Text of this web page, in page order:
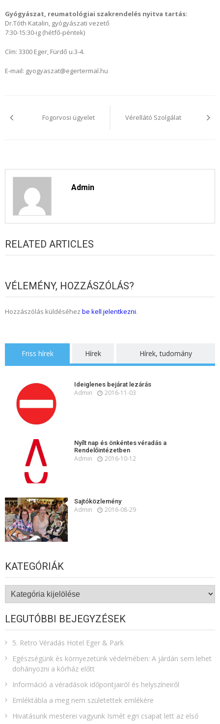
Gyógyászat, reumatológiai szakrendelés nyitva tartás:
Dr.Tóth Katalin, gyógyászati vezető
7:30-15:30-ig (hétfő-péntek)
Cím: 3300 Eger, Fürdő u.3-4.
E-mail: gyogyaszat@egertermal.hu
navigációFogorvosi ügyelet Vérellátó Szolgálat
Admin
RELATED ARTICLES
VÉLEMÉNY, HOZZÁSZÓLÁS?
Hozzászólás küldéséhez be kell jelentkezni.
Friss hírek Hírek Hírek, tudomány
Ideiglenes bejárat lezárás
Admin 2016-11-03
Nyílt nap és önkéntes véradás a
Rendelőintézetben
Admin 2016-10-12
Sajtóközlemény
Admin 2016-08-29
KATEGÓRIÁK
Kategóriák
LEGUTÓBBI BEJEGYZÉSEK
5. Retro Véradás Hotel Eger & Park
Egészségünk és környezetünk védelmében: A járdán sem lehet
dohányozni a kórház előtt
Információ a véradások időpontjairól és helyszíneiről
Emléktábla a meg nem születettek emlékére​
Hivatásunk mesterei vagyunk Ismét egri csapat lett az első